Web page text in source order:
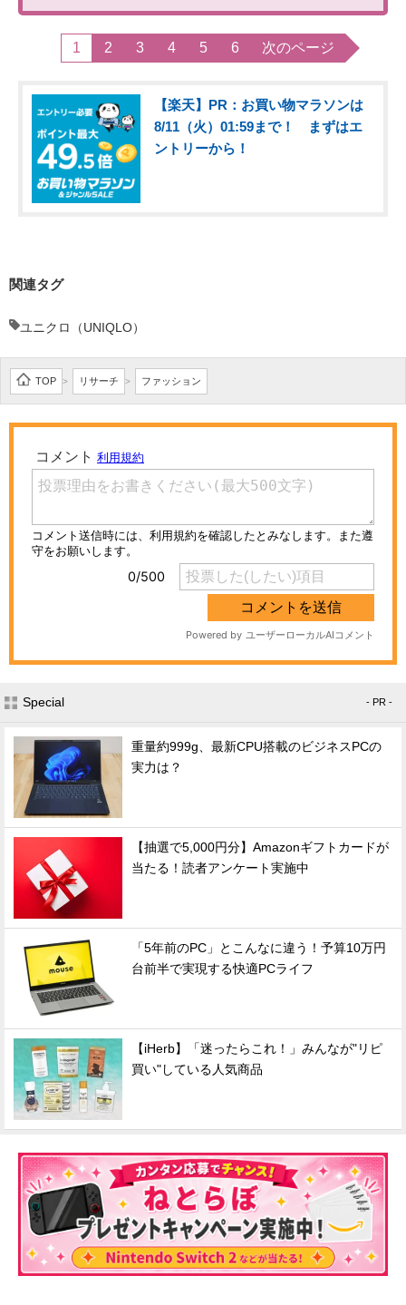
1 2 3 4 5 6 次のページ
【楽天】PR：お買い物マラソンは
8/11（火）01:59まで！ まずはエ
ントリーから！
関連タグ
ユニクロ（UNIQLO）
TOP > リサーチ > ファッション
Special - PR -
重量約999g、最新CPU搭載のビジネスPCの
実力は？
【抽選で5,000円分】Amazonギフトカードが
当たる！読者アンケート実施中
「5年前のPC」とこんなに違う！予算10万円
台前半で実現する快適PCライフ
【iHerb】「迷ったらこれ！」みんなが"リピ
買い"している人気商品